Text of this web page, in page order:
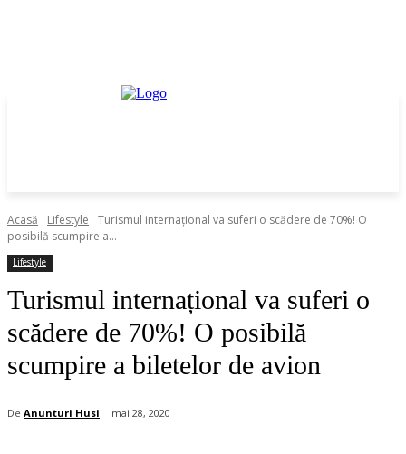
Acasă Lifestyle
Turismul internațional va suferi o scădere de 70%! O
posibilă scumpire a...
Lifestyle
Turismul internațional va suferi o
scădere de 70%! O posibilă
scumpire a biletelor de avion
De Anunturi Husi mai 28, 2020